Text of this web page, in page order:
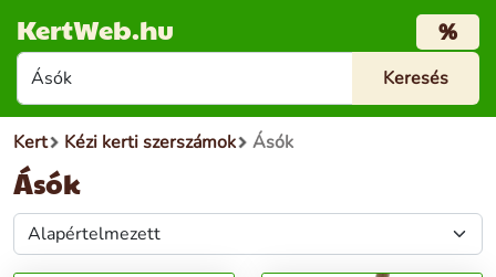
KertWeb.hu %
Kert Kézi kerti szerszámok Ásók
Ásók